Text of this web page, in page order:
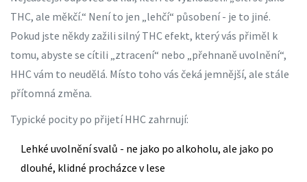
THC, ale měkčí.“ Není to jen „lehčí“ působení - je to jiné.
Pokud jste někdy zažili silný THC efekt, který vás přiměl k
tomu, abyste se cítili „ztracení“ nebo „přehnaně uvolnění“,
HHC vám to neudělá. Místo toho vás čeká jemnější, ale stále
přítomná změna.
Typické pocity po přijetí HHC zahrnují:
Lehké uvolnění svalů - ne jako po alkoholu, ale jako po
dlouhé, klidné procházce v lese